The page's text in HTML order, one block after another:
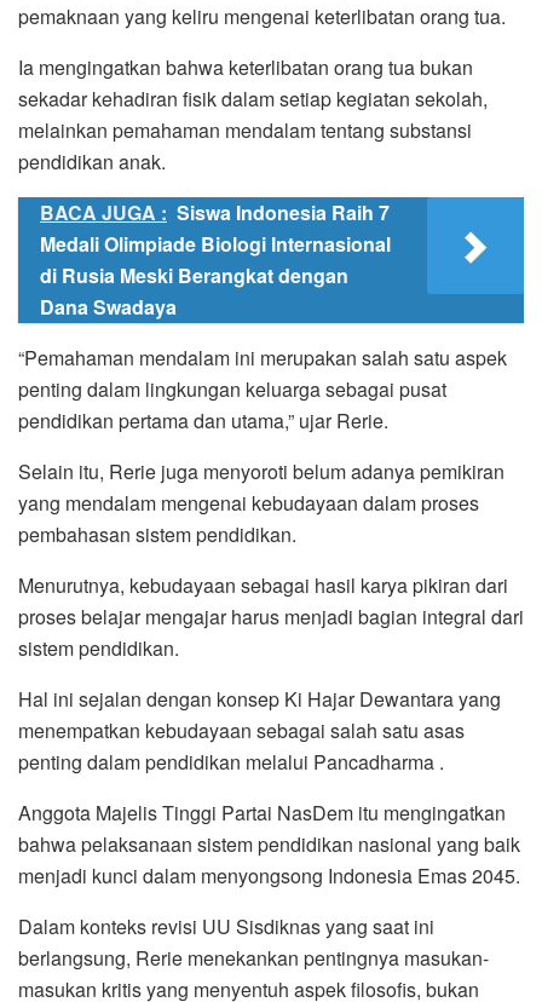
pemaknaan yang keliru mengenai keterlibatan orang tua.
Ia mengingatkan bahwa keterlibatan orang tua bukan
sekadar kehadiran fisik dalam setiap kegiatan sekolah,
melainkan pemahaman mendalam tentang substansi
pendidikan anak.
BACA JUGA : Siswa Indonesia Raih 7
Medali Olimpiade Biologi Internasional
di Rusia Meski Berangkat dengan
Dana Swadaya
“Pemahaman mendalam ini merupakan salah satu aspek
penting dalam lingkungan keluarga sebagai pusat
pendidikan pertama dan utama,” ujar Rerie.
Selain itu, Rerie juga menyoroti belum adanya pemikiran
yang mendalam mengenai kebudayaan dalam proses
pembahasan sistem pendidikan.
Menurutnya, kebudayaan sebagai hasil karya pikiran dari
proses belajar mengajar harus menjadi bagian integral dari
sistem pendidikan.
Hal ini sejalan dengan konsep Ki Hajar Dewantara yang
menempatkan kebudayaan sebagai salah satu asas
penting dalam pendidikan melalui Pancadharma .
Anggota Majelis Tinggi Partai NasDem itu mengingatkan
bahwa pelaksanaan sistem pendidikan nasional yang baik
menjadi kunci dalam menyongsong Indonesia Emas 2045.
Dalam konteks revisi UU Sisdiknas yang saat ini
berlangsung, Rerie menekankan pentingnya masukan-
masukan kritis yang menyentuh aspek filosofis, bukan